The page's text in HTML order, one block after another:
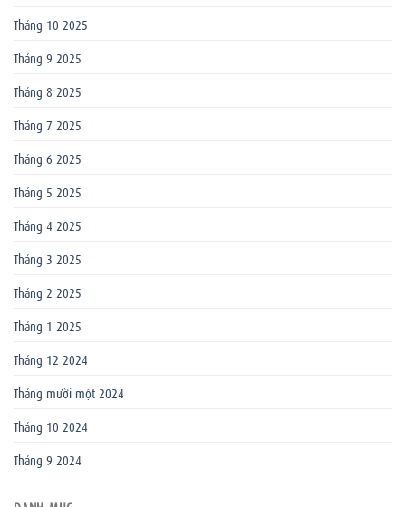
Tháng 10 2025
Tháng 9 2025
Tháng 8 2025
Tháng 7 2025
Tháng 6 2025
Tháng 5 2025
Tháng 4 2025
Tháng 3 2025
Tháng 2 2025
Tháng 1 2025
Tháng 12 2024
Tháng mười một 2024
Tháng 10 2024
Tháng 9 2024